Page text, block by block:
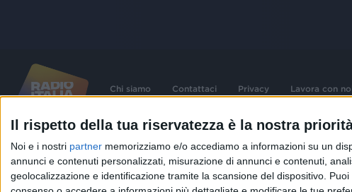
Il rispetto della tua riservatezza è la nostra
Noi e i nostri partner memorizziamo e/o accediamo a informazioni su un
annunci e contenuti personalizzati, misurazione di annunci e contenuti,
geolocalizzazione e identificazione tramite la scansione del dispositivo.
Chi siamo Contattaci Privacy Lavora con
©2026RADIO ITALIA S.p.A. P.IVA 06832230152 | Tutti i diritti riservati. Per le opere
contenute nel sito sono stati assolti gli obblighi derivanti dalla normativa dei diritti
connessi.
Capitale Sociale € 580.000,00 interamente versato. Iscr. Reg. Imprese Milano - C.F. e n°